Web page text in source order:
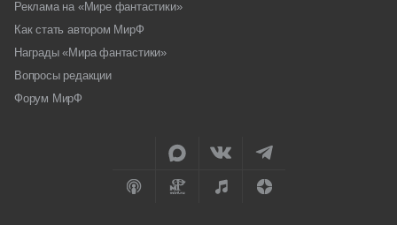
Реклама на «Мире фантастики»
Как стать автором МирФ
Награды «Мира фантастики»
Вопросы редакции
Форум МирФ